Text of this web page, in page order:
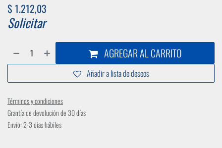
$ 1.212,03
Solicitar
AGREGAR AL CARRITO
Añadir a lista de deseos
Términos y condiciones
Grantía de devolución de 30 días
Envío: 2-3 días hábiles